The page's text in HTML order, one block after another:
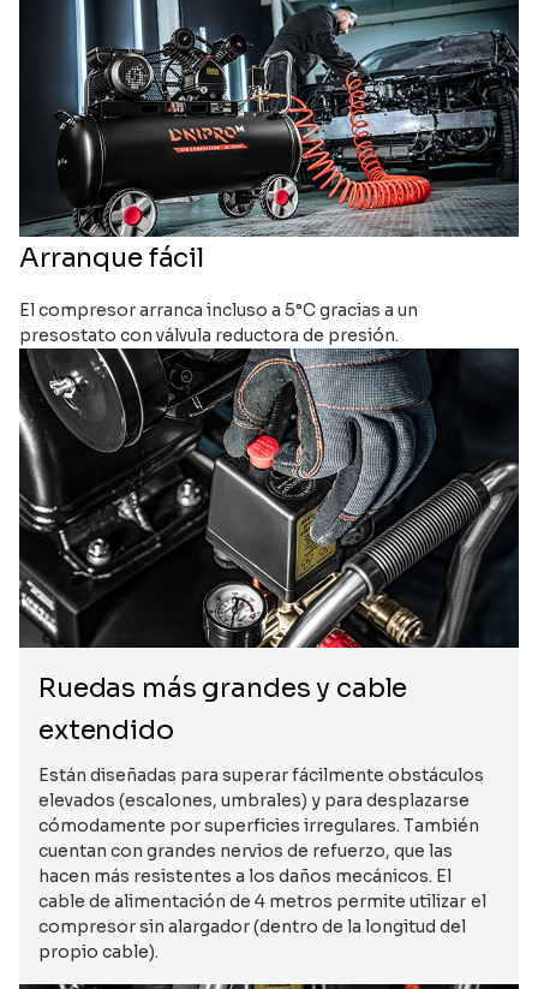
Arranque fácil
El compresor arranca incluso a 5°C gracias a un
presostato con válvula reductora de presión.
Ruedas más grandes y cable
extendido
Están diseñadas para superar fácilmente obstáculos
elevados (escalones, umbrales) y para desplazarse
cómodamente por superficies irregulares. También
cuentan con grandes nervios de refuerzo, que las
hacen más resistentes a los daños mecánicos. El
cable de alimentación de 4 metros permite utilizar el
compresor sin alargador (dentro de la longitud del
propio cable).